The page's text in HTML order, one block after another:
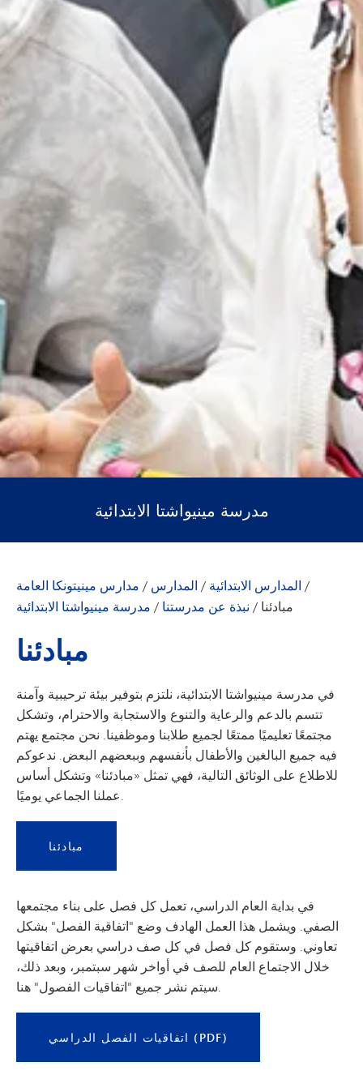
مدرسة مينيواشتا الابتدائية
مدارس مينيتونكا العامة / المدارس / المدارس الابتدائية /
مدرسة مينيواشتا الابتدائية / نبذة عن مدرستنا / مبادئنا
مبادئنا
في مدرسة مينيواشتا الابتدائية، نلتزم بتوفير بيئة ترحيبية وآمنة
تتسم بالدعم والرعاية والتنوع والاستجابة والاحترام، وتشكل
مجتمعًا تعليميًا ممتعًا لجميع طلابنا وموظفينا. نحن مجتمع يهتم
فيه جميع البالغين والأطفال بأنفسهم وببعضهم البعض. ندعوكم
للاطلاع على الوثائق التالية، فهي تمثل «مبادئنا» وتشكل أساس
عملنا الجماعي يوميًا.
مبادئنا
في بداية العام الدراسي، تعمل كل فصل على بناء مجتمعها
الصفي. ويشمل هذا العمل الهادف وضع "اتفاقية الفصل" بشكل
تعاوني. وستقوم كل فصل في كل صف دراسي بعرض اتفاقيتها
خلال الاجتماع العام للصف في أواخر شهر سبتمبر، وبعد ذلك،
سيتم نشر جميع "اتفاقيات الفصول" هنا.
اتفاقيات الفصل الدراسي (PDF)